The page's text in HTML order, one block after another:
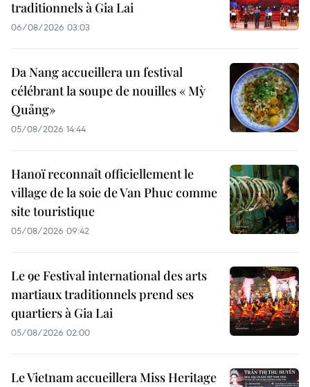
traditionnels à Gia Lai
06/08/2026 03:03
Da Nang accueillera un festival
célébrant la soupe de nouilles « Mỳ
Quảng»
05/08/2026 14:44
Hanoï reconnaît officiellement le
village de la soie de Van Phuc comme
site touristique
05/08/2026 09:42
Le 9e Festival international des arts
martiaux traditionnels prend ses
quartiers à Gia Lai
05/08/2026 02:00
Le Vietnam accueillera Miss Heritage